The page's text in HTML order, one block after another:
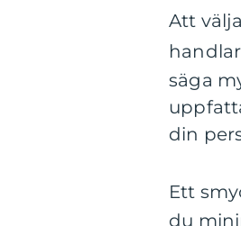
Att
säga
din
Ett
du